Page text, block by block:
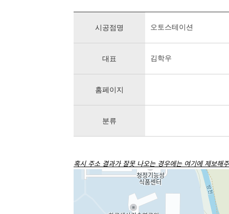
시공점명 오토스테이션
대표 김학우
홈페이지
분류
혹시 주소 결과가 잘못 나오는 경우에는 여기에 제보해